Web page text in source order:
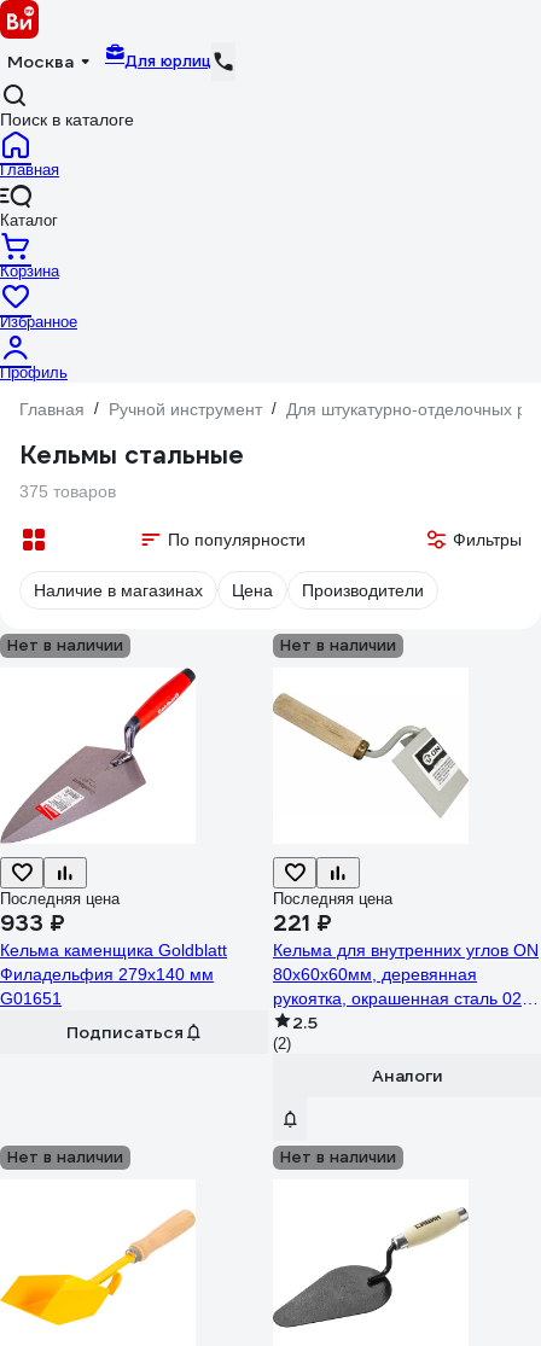
Москва Для юрлиц
Поиск в каталоге
Главная
Каталог
Корзина
Избранное
Профиль
Главная / Ручной инструмент / Для штукатурно-отделочных
Кельмы стальные
375 товаров
По популярности Фильтры
Наличие в магазинах Цена Производители
Нет в наличии
Последняя цена
933 ₽
Кельма каменщика Goldblatt
Филадельфия 279x140 мм
G01651
Подписаться
Нет в наличии
Последняя цена
221 ₽
Кельма для внутренних углов ON
80x60x60мм, деревянная
рукоятка, окрашенная сталь 02-
15-003
2.5
(2)
Аналоги
Нет в наличии Нет в наличии